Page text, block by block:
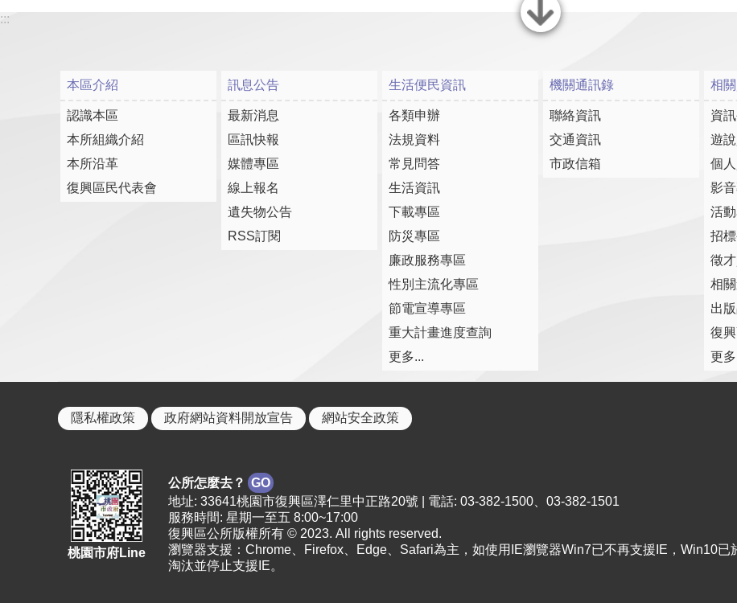
關閉
:::
本區介紹
認識本區
本所組織介紹
本所沿革
復興區民代表會
訊息公告
最新消息
區訊快報
媒體專區
線上報名
遺失物公告
RSS訂閱
生活便民資訊
各類申辦
法規資料
常見問答
生活資訊
下載專區
防災專區
廉政服務專區
性別主流化專區
節電宣導專區
重大計畫進度查詢
更多...
機關通訊錄
聯絡資訊
交通資訊
市政信箱
相
資
遊
個
影
活
招
徵
相
出
復
更
隱私權政策 政府網站資料開放宣告 網站安全政策
桃園市府Line
公所怎麼去？
GO
地址: 33641桃園市復興區澤仁里中正路20號 | 電話: 03-382-1500、03-382-1501
服務時間: 星期一至五 8:00~17:00
復興區公所版權所有 © 2023. All rights reserved.
瀏覽器支援：Chrome、Firefox、Edge、Safari為主，如使用IE瀏覽器Win7已不再支援IE，Win10已
淘汰並停止支援IE。